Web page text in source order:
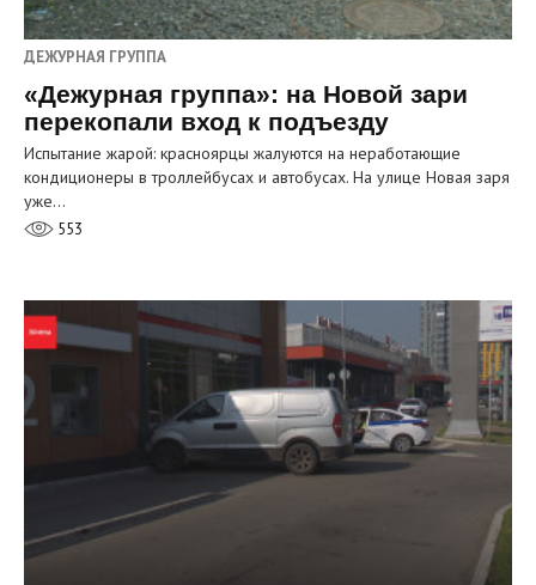
ДЕЖУРНАЯ ГРУППА
«Дежурная группа»: на Новой зари
перекопали вход к подъезду
Испытание жарой: красноярцы жалуются на неработающие
кондиционеры в троллейбусах и автобусах. На улице Новая заря
уже…
553